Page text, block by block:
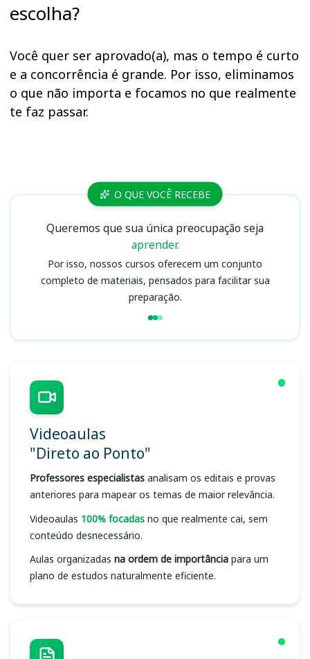
escolha?
Você quer ser aprovado(a), mas o tempo é curto
e a concorrência é grande. Por isso, eliminamos
o que não importa e focamos no que realmente
te faz passar.
Cursos O QUE VOCÊ RECEBE
Queremos que sua única preocupação seja
aprender.
Por isso, nossos cursos oferecem um conjunto
completo de materiais, pensados para facilitar sua
preparação.
Videoaulas
"Direto ao Ponto"
Professores especialistas analisam os editais e provas
anteriores para mapear os temas de maior relevância.
Videoaulas 100% focadas no que realmente cai, sem
conteúdo desnecessário.
Aulas organizadas na ordem de importância para um
plano de estudos naturalmente eficiente.